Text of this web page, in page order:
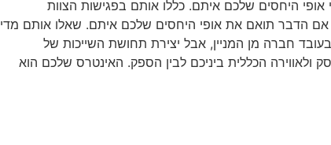
היחסים שלכם איתם. כללו אותם בפגישות הצוות
אם הדבר תואם את אופי היחסים שלכם איתם. שאלו אותם מדי
חברה מן המניין, אבל יצירת תחושת השייכות של
הכללית ביניכם לבין הספק. האינטרס שלכם הוא